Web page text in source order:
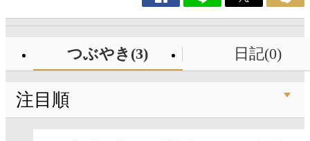
つぶやき(3) 日記(0)
注目順